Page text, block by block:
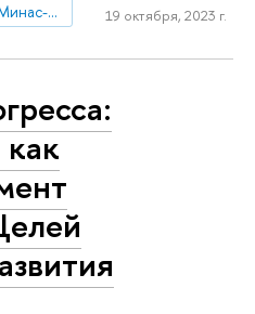
Федеральный университет Минас-Жерайс 19 октября, 2023 г.